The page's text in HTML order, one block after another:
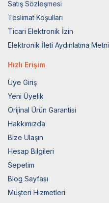
Satış Sözleşmesi
Teslimat Koşulları
Ticari Elektronik İzin
Elektronik İleti Aydınlatma Metni
Hızlı Erişim
Üye Giriş
Yeni Üyelik
Orijinal Ürün Garantisi
Hakkımızda
Bize Ulaşın
Hesap Bilgileri
Sepetim
Blog Sayfası
Müşteri Hizmetleri